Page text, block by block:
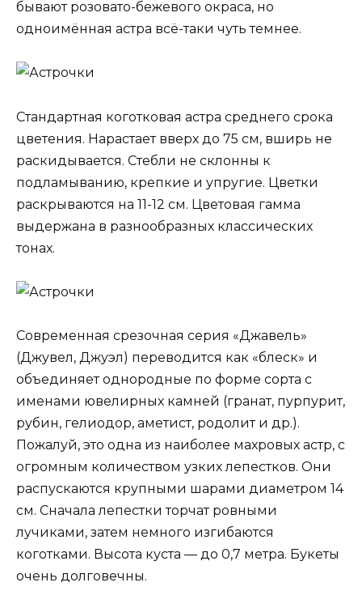
бывают розовато-бежевого окраса, но
одноимённая астра всё-таки чуть темнее.
Стандартная коготковая астра среднего срока
цветения. Нарастает вверх до 75 см, вширь не
раскидывается. Стебли не склонны к
подламыванию, крепкие и упругие. Цветки
раскрываются на 11-12 см. Цветовая гамма
выдержана в разнообразных классических
тонах.
Современная срезочная серия «Джавель»
(Джувел, Джуэл) переводится как «блеск» и
объединяет однородные по форме сорта с
именами ювелирных камней (гранат, пурпурит,
рубин, гелиодор, аметист, родолит и др.).
Пожалуй, это одна из наиболее махровых астр, с
огромным количеством узких лепестков. Они
распускаются крупными шарами диаметром 14
см. Сначала лепестки торчат ровными
лучиками, затем немного изгибаются
коготками. Высота куста — до 0,7 метра. Букеты
очень долговечны.